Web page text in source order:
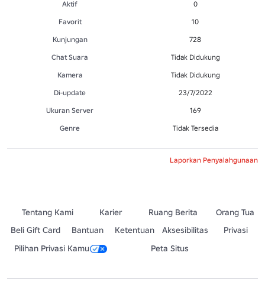
Aktif
0
Favorit
10
Kunjungan
728
Chat Suara
Tidak Didukung
Kamera
Tidak Didukung
Di-update
23/7/2022
Ukuran Server
169
Genre
Tidak Tersedia
Laporkan Penyalahgunaan
Tentang Kami Karier Ruang Berita
Orang Tua
Beli Gift Card
Bantuan Ketentuan Aksesibilitas
Privasi
Pilihan Privasi Kamu
Peta Situs